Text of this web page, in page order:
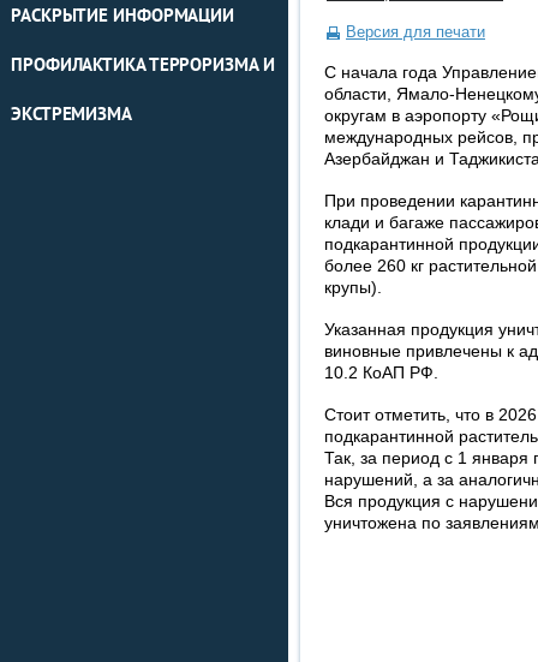
РАСКРЫТИЕ ИНФОРМАЦИИ
ПРОФИЛАКТИКА ТЕРРОРИЗМА И
ЭКСТРЕМИЗМА
Версия для печати
С начала года
области, Ямало-
округам в аэропорту
международных рейсов,
Азербайджан и
При проведении
клади и багаже
подкарантинной
более 260 кг
крупы).
Указанная продукция
виновные привлечены к
10.2 КоАП РФ.
Стоит отметить, что в
подкарантинной
Так, за период с 1
нарушений, а за
Вся продукция с
уничтожена по